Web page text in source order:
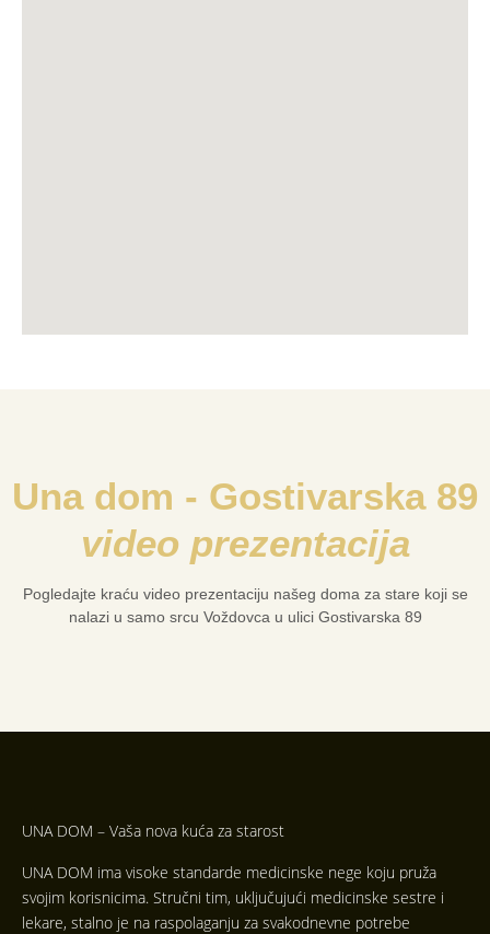
Una dom - Gostivarska 89
video prezentacija
Pogledajte kraću video prezentaciju našeg doma za stare koji se
nalazi u samo srcu Voždovca u ulici Gostivarska 89
UNA DOM – Vaša nova kuća za starost
UNA DOM ima visoke standarde medicinske nege koju pruža
svojim korisnicima. Stručni tim, uključujući medicinske sestre i
lekare, stalno je na raspolaganju za svakodnevne potrebe